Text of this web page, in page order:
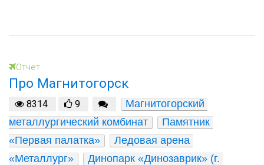
Отчет
Про Магнитогорск
8314 9
Магнитогорский
металлургический комбинат
Памятник
«Первая палатка»
Ледовая арена
«Металлург»
Динопарк «Динозаврик» (г.